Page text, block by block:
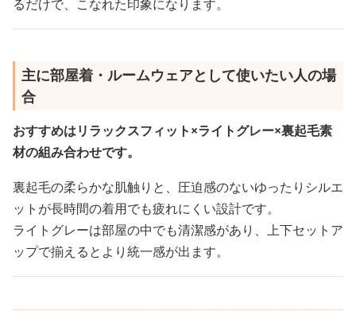
るだけで、こなれた印象になります。
主に部屋着・ルームウェアとして使いたい人の場
合
おすすめはリラックスフィット×ライトグレー×裏起毛素
材の組み合わせです。
裏起毛の柔らかな肌触りと、圧迫感のないゆったりシルエ
ットが長時間の着用でも疲れにくい設計です。
ライトグレーは部屋の中でも清潔感があり、上下セットア
ップで揃えるとより統一感が出ます。